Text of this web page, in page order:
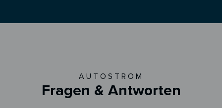
AUTOSTROM
Fragen & Antworten